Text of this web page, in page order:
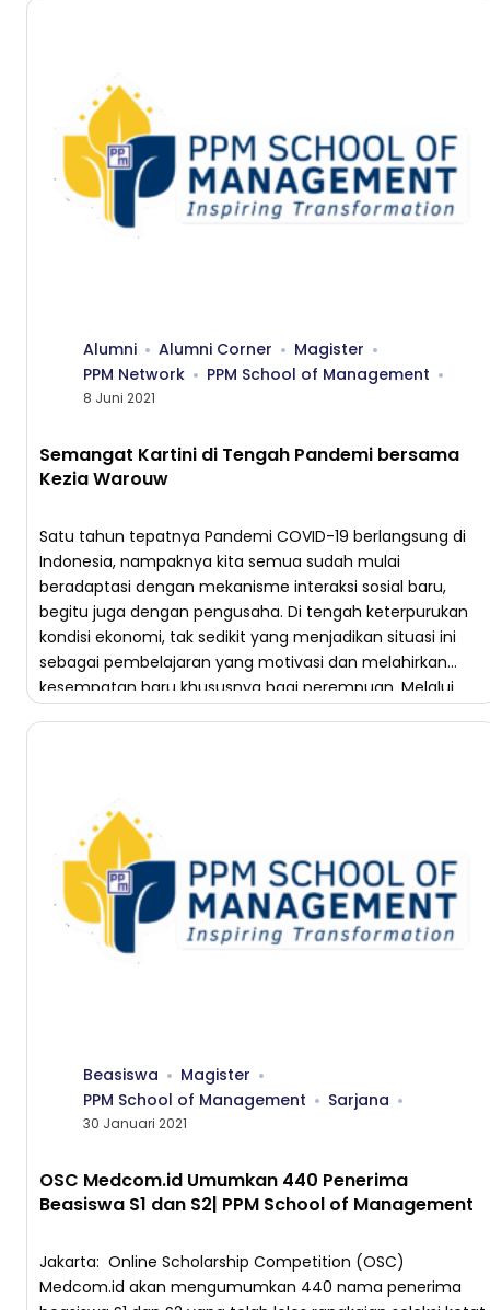
Alumni Alumni Corner
Magister
PPM Network
PPM School of Management
8 Juni 2021
Semangat Kartini di Tengah Pandemi bersama
Kezia Warouw
Satu tahun tepatnya Pandemi COVID-19 berlangsung di
Indonesia, nampaknya kita semua sudah mulai
beradaptasi dengan mekanisme interaksi sosial baru,
begitu juga dengan pengusaha. Di tengah keterpurukan
kondisi ekonomi, tak sedikit yang menjadikan situasi ini
sebagai pembelajaran yang motivasi dan melahirkan
kesempatan baru khususnya bagi perempuan. Melalui
Beasiswa
Magister
PPM School of Management
Sarjana
30 Januari 2021
OSC Medcom.id Umumkan 440 Penerima
Beasiswa S1 dan S2| PPM School of Management
Jakarta: Online Scholarship Competition (OSC)
Medcom.id akan mengumumkan 440 nama penerima